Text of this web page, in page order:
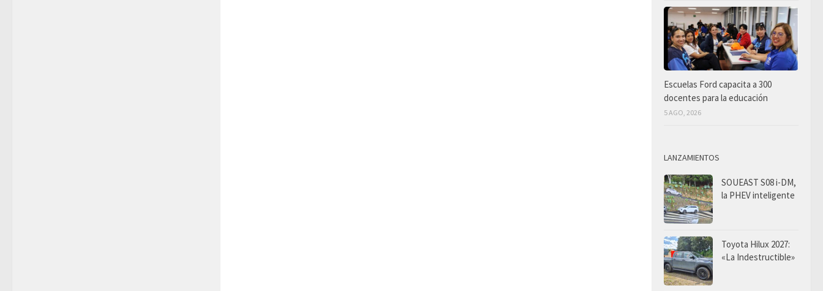
Escuelas Ford capacita a 300
docentes para la educación
5 AGO, 2026
LANZAMIENTOS
SOUEAST S08 i-DM,
la PHEV inteligente
Toyota Hilux 2027:
«La Indestructible»